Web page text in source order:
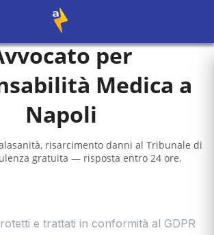
per
Medica a
Napoli
risarcimento danni al Tribunale di
gratuita — risposta entro 24 ore.